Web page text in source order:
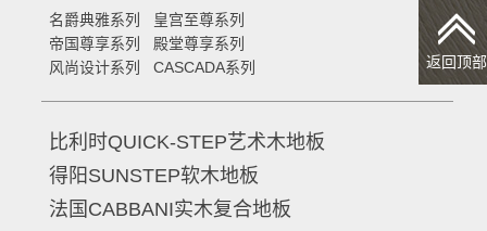
名爵典雅系列
皇宫至尊系列
帝国尊享系列
殿堂尊享系列
风尚设计系列
CASCADA系列
比利时QUICK-STEP艺术木地板
得阳SUNSTEP软木地板
法国CABBANI实木复合地板
返回顶部